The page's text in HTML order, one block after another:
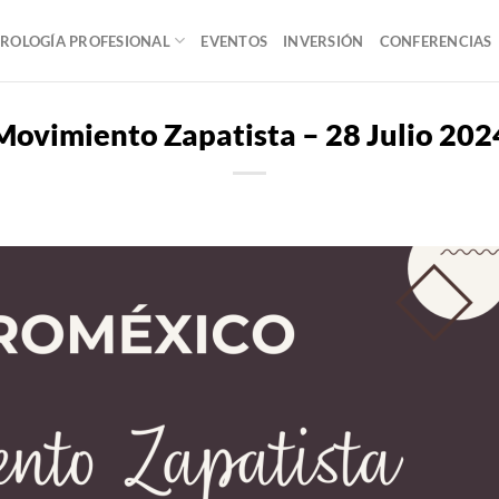
PROFESIONAL EVENTOS INVERSIÓN CONFERENCIAS
Zapatista – 28 Julio